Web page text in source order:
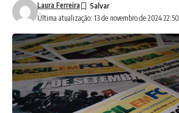
Última atualização: 13 de novembro de 2024 22:50
Laura Ferreira